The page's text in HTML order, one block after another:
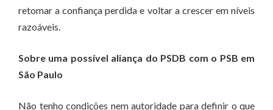
retomar a confiança perdida e voltar a crescer em níveis
razoáveis.
Sobre uma possível aliança do PSDB com o PSB em
São Paulo
Não tenho condições nem autoridade para definir o que